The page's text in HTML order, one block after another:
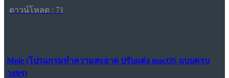
ดาวน์โหลด : 71
Mole (โปรแกรมทำความสะอาด ปรับแต่ง macOS แบบครบ
วงจร)